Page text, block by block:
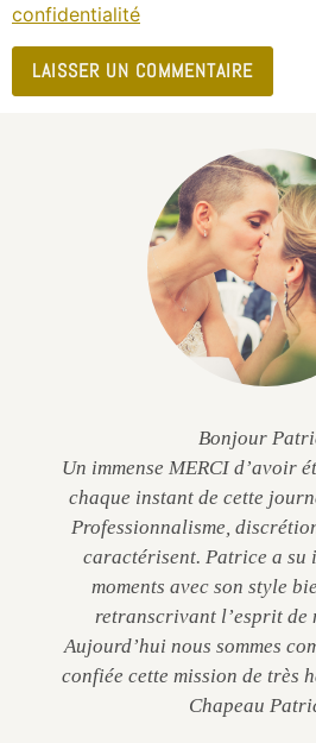
confidentialité
Bonjour
Un immense MERCI d’avoir
chaque instant de cette
Professionnalisme,
caractérisent. Patrice a su
moments avec son style
retranscrivant l’esprit de
Aujourd’hui nous sommes
confiée cette mission de très
Chapeau